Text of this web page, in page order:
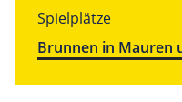
Spielplätze
Brunnen in Mauren